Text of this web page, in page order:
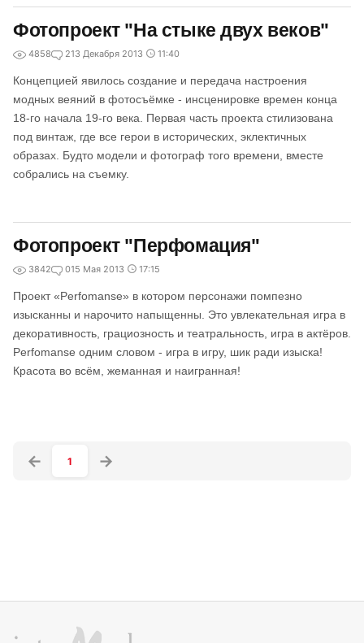
Фотопроект "На стыке двух веков"
4858 213 Декабря 2013 11:40
Концепцией явилось создание и передача настроения
модных веяний в фотосъёмке - инсценировке времен конца
18-го начала 19-го века. Первая часть проекта стилизована
под винтаж, где все герои в исторических, эклектичных
образах. Будто модели и фотограф того времени, вместе
собрались на съемку.
Фотопроект "Перфомация"
3842 015 Мая 2013 17:15
Проект «Perfomanse» в котором персонажи помпезно
изысканны и нарочито напыщенны. Это увлекательная игра в
декоративность, грациозность и театральность, игра в актёров.
Perfomanse одним словом - игра в игру, шик ради изыска!
Красота во всём, жеманная и наигранная!
1